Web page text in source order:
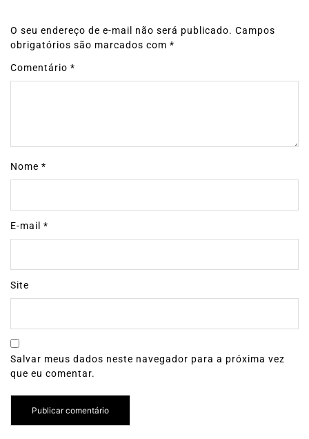
O seu endereço de e-mail não será publicado. Campos
obrigatórios são marcados com *
Comentário *
Nome *
E-mail *
Site
Salvar meus dados neste navegador para a próxima vez
que eu comentar.